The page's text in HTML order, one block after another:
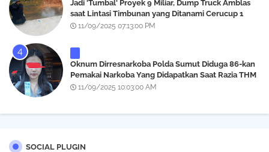
‎Jadi 'Tumbal' Proyek 9 Miliar, Dump Truck Amblas
saat Lintasi Timbunan yang Ditanami Cerucup 1
Meter
11/09/2025 07:13:00 PM
Oknum Dirresnarkoba Polda Sumut Diduga 86-kan
Pemakai Narkoba Yang Didapatkan Saat Razia THM
Black Owl, Propam Diminta Bertindak
11/09/2025 10:03:00 AM
SOCIAL PLUGIN